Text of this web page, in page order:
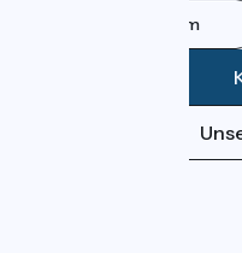
Instagram